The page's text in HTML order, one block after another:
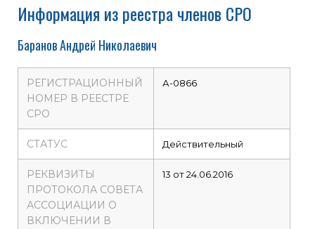
Информация из реестра членов СРО
Баранов Андрей Николаевич
РЕГИСТРАЦИОННЫЙ
НОМЕР В РЕЕСТРЕ
СРО
А-0866
СТАТУС Действительный
РЕКВИЗИТЫ
ПРОТОКОЛА СОВЕТА
АССОЦИАЦИИ О
ВКЛЮЧЕНИИ В
13 от 24.06.2016